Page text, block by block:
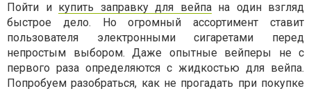
Пойти и купить заправку для вейпана один взгляд
быстрое дело. Но огромный ассортимент ставит
пользователя электронными сигаретами перед
непростым выбором. Даже опытные вейперы не с
первого раза определяются с жидкостью для вейпа.
Попробуем разобраться, как не прогадать при покупке